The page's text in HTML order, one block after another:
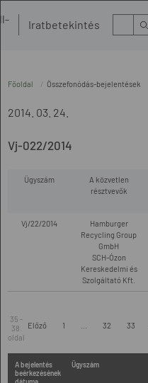
Iratbetekintés Kereső
Főoldal Összefonódás-bejelentések
2014. 03. 24.
Vj-022/2014
Ügyszám
A közvetlen
résztvevők
Vj/22/2014
Hamburger
Recycling Group
GmbH
SCH-Ózon
Kereskedelmi és
Szolgáltató Kft.
35 -
38.
oldal
Előző 1 32 33
A bejelentés
beérkezésének
Ügyszám